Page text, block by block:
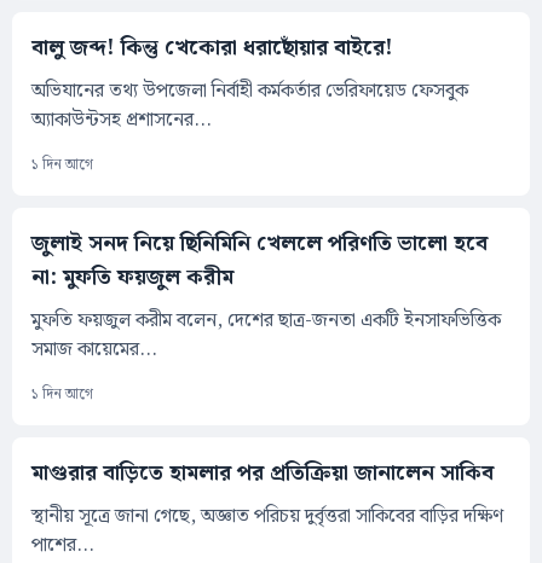
বালু জব্দ! কিন্তু খেকোরা ধরাছোঁয়ার বাইরে!
অভিযানের তথ্য উপজেলা নির্বাহী কর্মকর্তার ভেরিফায়েড ফেসবুক
অ্যাকাউন্টসহ প্রশাসনের...
১ দিন আগে
জুলাই সনদ নিয়ে ছিনিমিনি খেললে পরিণতি ভালো হবে
না: মুফতি ফয়জুল করীম
মুফতি ফয়জুল করীম বলেন, দেশের ছাত্র-জনতা একটি ইনসাফভিত্তিক
সমাজ কায়েমের...
১ দিন আগে
মাগুরার বাড়িতে হামলার পর প্রতিক্রিয়া জানালেন সাকিব
স্থানীয় সূত্রে জানা গেছে, অজ্ঞাত পরিচয় দুর্বৃত্তরা সাকিবের বাড়ির দক্ষিণ
পাশের...